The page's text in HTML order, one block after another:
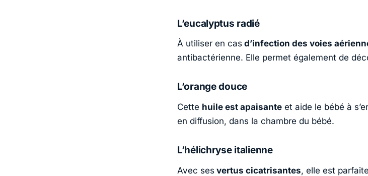
L’eucalyptus radié
À utiliser en cas d’infection des voies
antibactérienne. Elle permet également de
L’orange douce
Cette huile est apaisante et aide le bébé à
en diffusion, dans la chambre du bébé.
L’hélichryse italienne
Avec ses vertus cicatrisantes, elle est